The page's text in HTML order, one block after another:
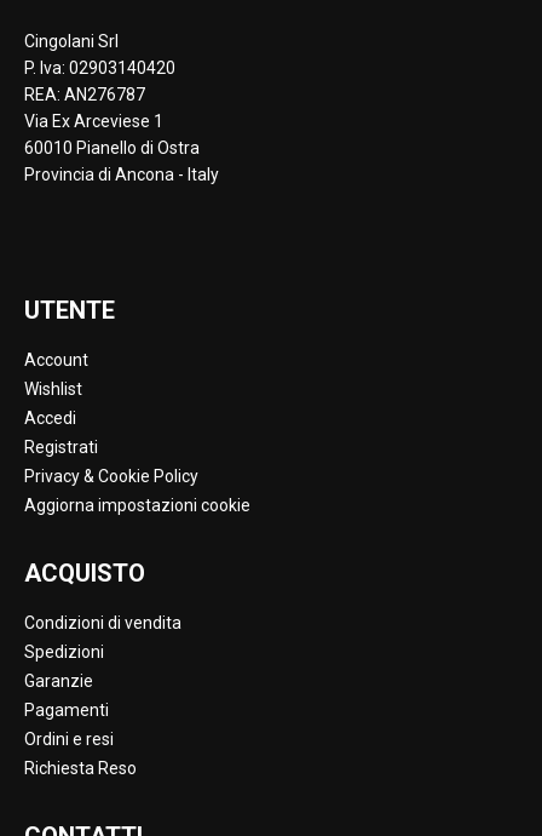
Cingolani Srl
P. Iva: 02903140420
REA: AN276787
Via Ex Arceviese 1
60010 Pianello di Ostra
Provincia di Ancona - Italy
UTENTE
Account
Wishlist
Accedi
Registrati
Privacy & Cookie Policy
Aggiorna impostazioni cookie
ACQUISTO
Condizioni di vendita
Spedizioni
Garanzie
Pagamenti
Ordini e resi
Richiesta Reso